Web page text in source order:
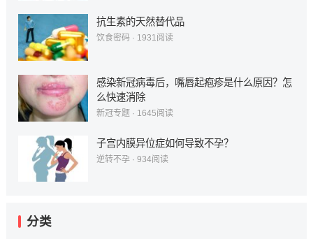
抗生素的天然替代品
饮食密码 · 1931阅读
感染新冠病毒后，嘴唇起疱疹是什么原因？怎
么快速消除
新冠专题 · 1645阅读
子宫内膜异位症如何导致不孕？
逆转不孕· 934阅读
分类